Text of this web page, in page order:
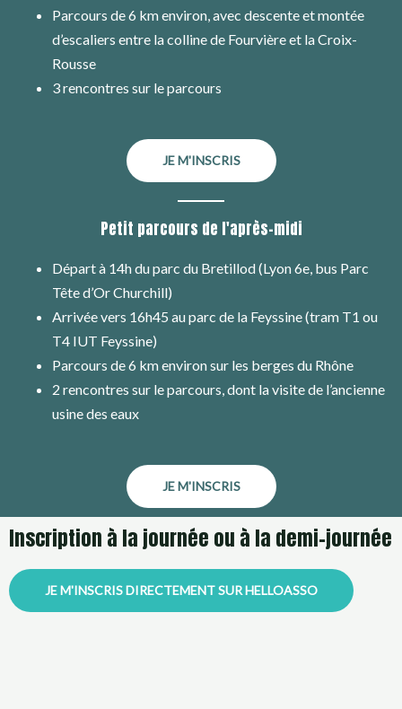
Parcours de 6 km environ, avec descente et montée
d’escaliers entre la colline de Fourvière et la Croix-
Rousse
3 rencontres sur le parcours
JE M'INSCRIS
Petit parcours de l'après-midi
Départ à 14h du parc du Bretillod (Lyon 6e, bus Parc
Tête d’Or Churchill)
Arrivée vers 16h45 au parc de la Feyssine (tram T1 ou
T4 IUT Feyssine)
Parcours de 6 km environ sur les berges du Rhône
2 rencontres sur le parcours, dont la visite de l’ancienne
usine des eaux
JE M'INSCRIS
Inscription à la journée ou à la demi-journée
JE M'INSCRIS DIRECTEMENT SUR HELLOASSO